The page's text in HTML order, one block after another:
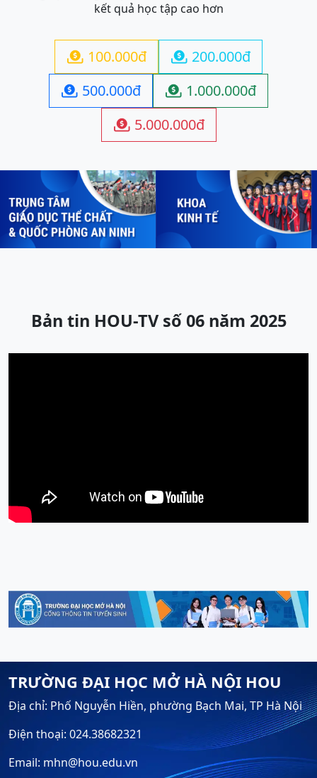
kết quả học tập cao hơn
 100.000đ  200.000đ
 500.000đ  1.000.000đ
 5.000.000đ
Previous Next
Bản tin HOU-TV số 06 năm 2025
TRƯỜNG ĐẠI HỌC MỞ HÀ NỘI HOU
Địa chỉ: Phố Nguyễn Hiền, phường Bạch Mai, TP Hà Nội
Điện thoại: 024.38682321
Email: mhn@hou.edu.vn